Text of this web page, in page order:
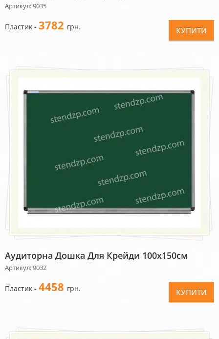
Артикул: 9035
Пластик - 3782 грн. КУПИТИ
Аудиторна Дошка Для Крейди 100х150см
Артикул: 9032
Пластик - 4458 грн. КУПИТИ